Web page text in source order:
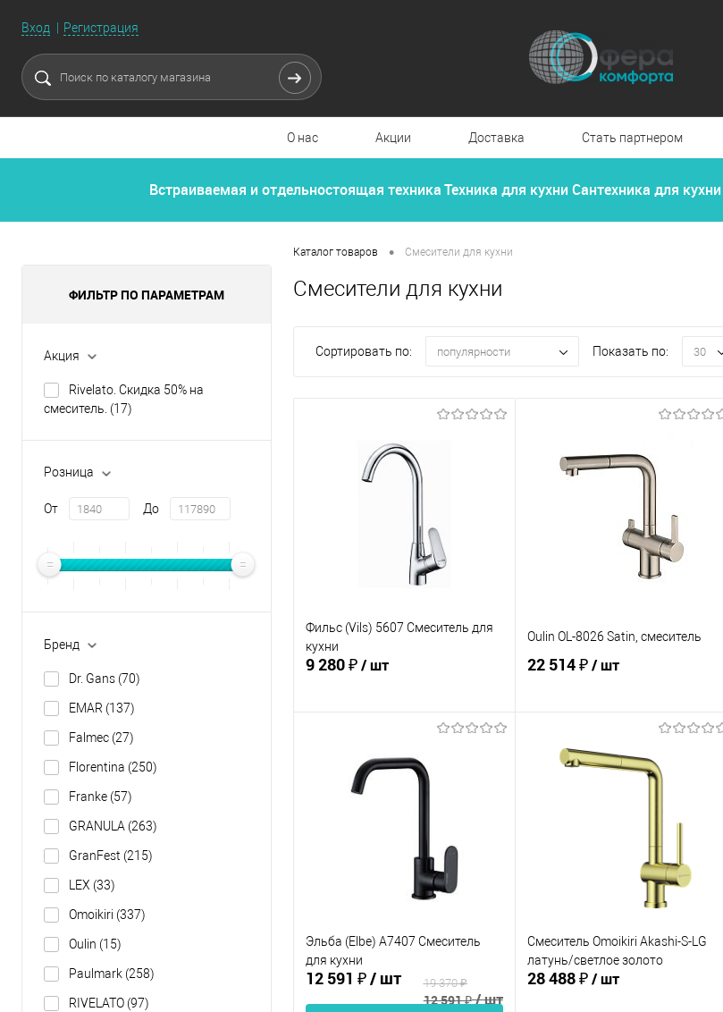
Вход Регистрация
О нас Акции Доставка Стать партнером
Встраиваемая и отдельностоящая техникаТехника для кухни Сантехника для кухни
ФИЛЬТР ПО ПАРАМЕТРАМ
Акция
Rivelato. Скидка 50% на
смеситель. (17)
Розница
От До
Бренд
Dr. Gans (70)
EMAR (137)
Falmec (27)
Florentina (250)
Franke (57)
GRANULA (263)
GranFest (215)
LEX (33)
Omoikiri (337)
Oulin (15)
Paulmark (258)
RIVELATO (97)
Каталог товаров • Смесители для кухни
Смесители для кухни
Сортировать по: популярности Показать по: 30
Фильс (Vils) 5607 Смеситель для
кухни
9 280 ₽/ шт
Купить в 1 клик
Oulin OL-8026 Satin, смеситель
22 514 ₽/ шт
В наличии
Эльба (Elbe) A7407 Смеситель
для кухни
12 591 ₽/ шт 19 370 ₽
12 591 ₽/ шт
Смеситель Omoikiri Akashi-S-LG
латунь/светлое золото
28 488 ₽/ шт